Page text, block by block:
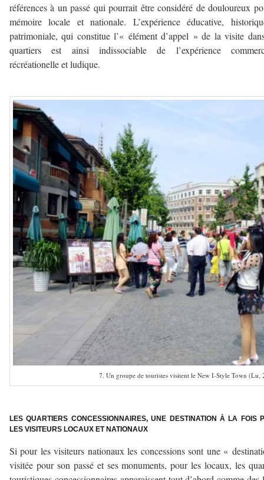
références à un passé qui pourrait être considéré de douloureux
mémoire locale et nationale. L’expérience éducative,
patrimoniale, qui constitue l’« élément d’appel » de la visite
quartiers est ainsi indissociable de l’expérience
récréationelle et ludique.
7. Un groupe de touristes visitent le New I-Style Town (Lu,
LES QUARTIERS CONCESSIONNAIRES, UNE DESTINATION À LA FOIS
LES VISITEURS LOCAUX ET NATIONAUX
Si pour les visiteurs nationaux les concessions sont une «
visitée pour son passé et ses monuments, pour les locaux, les